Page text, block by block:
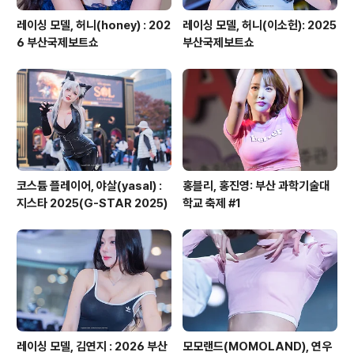
레이싱 모델, 허니(honey) : 202
6 부산국제보트쇼
레이싱 모델, 허니(이소헌): 2025
부산국제보트쇼
코스튬 플레이어, 야살(yasal) :
지스타 2025(G-STAR 2025)
홍블리, 홍진영: 부산 과학기술대
학교 축제 #1
레이싱 모델, 김연지 : 2026 부산 모모랜드(MOMOLAND), 연우